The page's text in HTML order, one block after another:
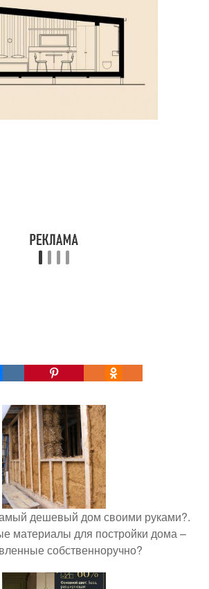
дешевый дом своими руками?.
материалы для постройки дома –
собственноручно?